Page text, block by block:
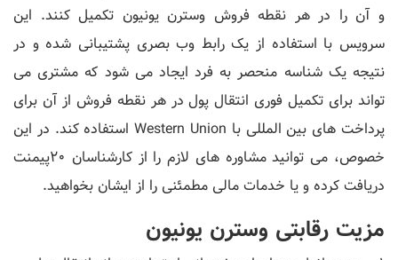
و آن را در هر نقطه فروش وسترن یونیون تکمیل کنند. این
سرویس با استفاده از یک رابط وب بصری پشتیبانی شده و در
نتیجه یک شناسه منحصر به فرد ایجاد می شود که مشتری می
تواند برای تکمیل فوری انتقال پول در هر نقطه فروش از آن برای
پرداخت های بین المللی با Western Union استفاده کند. در این
خصوص، می توانید مشاوره های لازم را از کارشناسان 20پیمنت
دریافت کرده و یا خدمات مالی مطمئنی را از ایشان بخواهید.
مزیت رقابتی وسترن یونیون